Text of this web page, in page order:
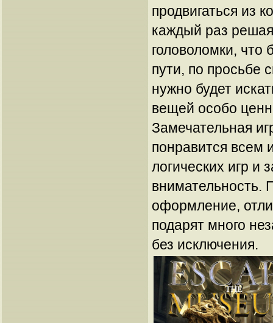
продвигаться из
каждый раз
головоломки,
пути, по просьбе
нужно будет
вещей особо
Замечательная
понравится всем
логических игр и
внимательность.
оформление,
подарят много
без исключения.